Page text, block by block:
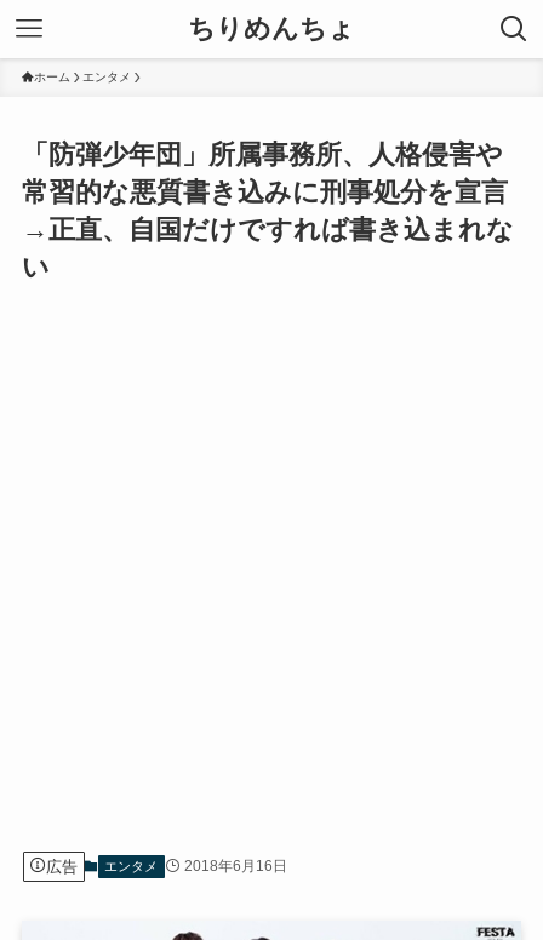
ちりめんちょ
ホーム エンタメ
「防弾少年団」所属事務所、人格侵害や
常習的な悪質書き込みに刑事処分を宣言
→正直、自国だけですれば書き込まれな
い
広告 エンタメ 2018年6月16日